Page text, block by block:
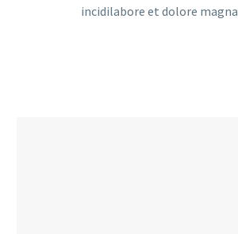
incidilabore et dolore magna